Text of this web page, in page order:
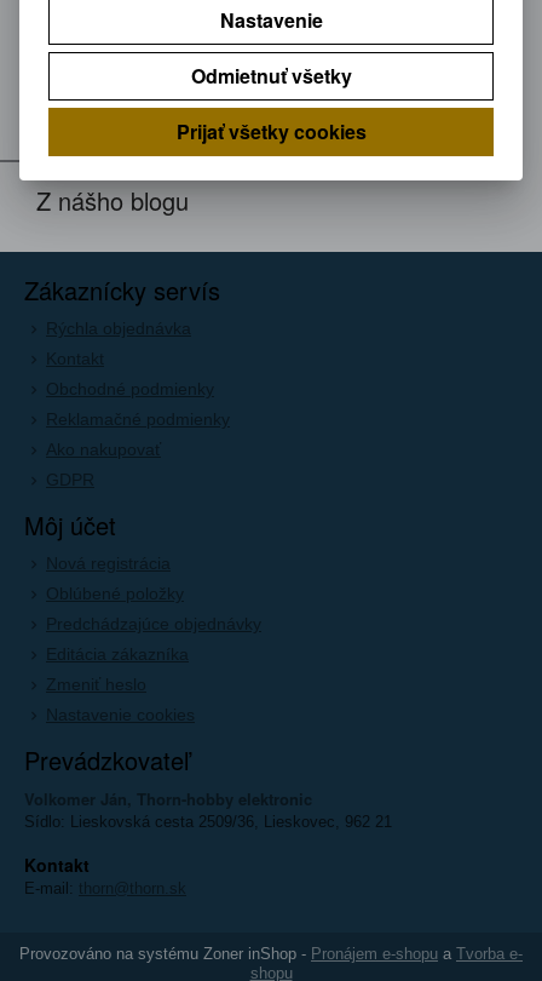
ODBER NOVINIEK
Prihláste sa k odberu noviniek
Registrovať
Z nášho blogu
Zákaznícky servís
Rýchla objednávka
Kontakt
Obchodné podmienky
Reklamačné podmienky
Ako nakupovať
GDPR
Môj účet
Nová registrácia
Oblúbené položky
Predchádzajúce objednávky
Editácia zákazníka
Zmeniť heslo
Nastavenie cookies
Prevádzkovateľ
Volkomer Ján, Thorn-hobby elektronic
Sídlo: Lieskovská cesta 2509/36, Lieskovec, 962 21
Kontakt
E-mail: thorn@thorn.sk
Provozováno na systému Zoner inShop - Pronájem e-shopu a Tvorba e-
shopu
Nastavenie
Odmietnuť všetky
Prijať všetky cookies